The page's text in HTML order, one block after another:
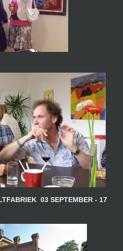
03 SEPTEMBER - 17